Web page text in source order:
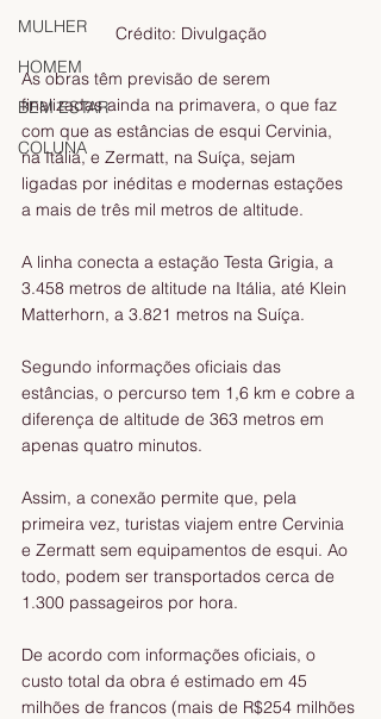
MULHER
HOMEM
BEM ESTAR
COLUNA
Crédito: Divulgação
As obras têm previsão de serem
finalizadas ainda na primavera, o que faz
com que as estâncias de esqui Cervinia,
na Itália, e Zermatt, na Suíça, sejam
ligadas por inéditas e modernas estações
a mais de três mil metros de altitude.
A linha conecta a estação Testa Grigia, a
3.458 metros de altitude na Itália, até Klein
Matterhorn, a 3.821 metros na Suíça.
Segundo informações oficiais das
estâncias, o percurso tem 1,6 km e cobre a
diferença de altitude de 363 metros em
apenas quatro minutos.
Assim, a conexão permite que, pela
primeira vez, turistas viajem entre Cervinia
e Zermatt sem equipamentos de esqui. Ao
todo, podem ser transportados cerca de
1.300 passageiros por hora.
De acordo com informações oficiais, o
custo total da obra é estimado em 45
milhões de francos (mais de R$254 milhões